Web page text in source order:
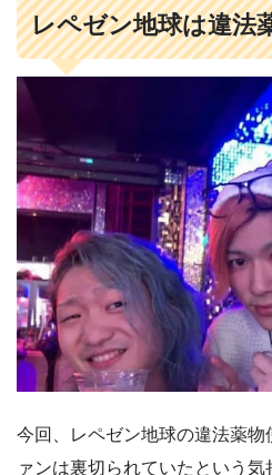
レペゼン地球は違法
今回、レペゼン地球の違法薬
ァンは裏切られていたという